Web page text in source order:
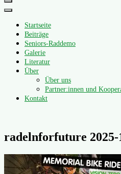
Primäres
Menü
Startseite
Beiträge
Seniors-Raddemo
Galerie
Literatur
Über
Über uns
Partner:innen und
Kontakt
radelnforfuture 2025-